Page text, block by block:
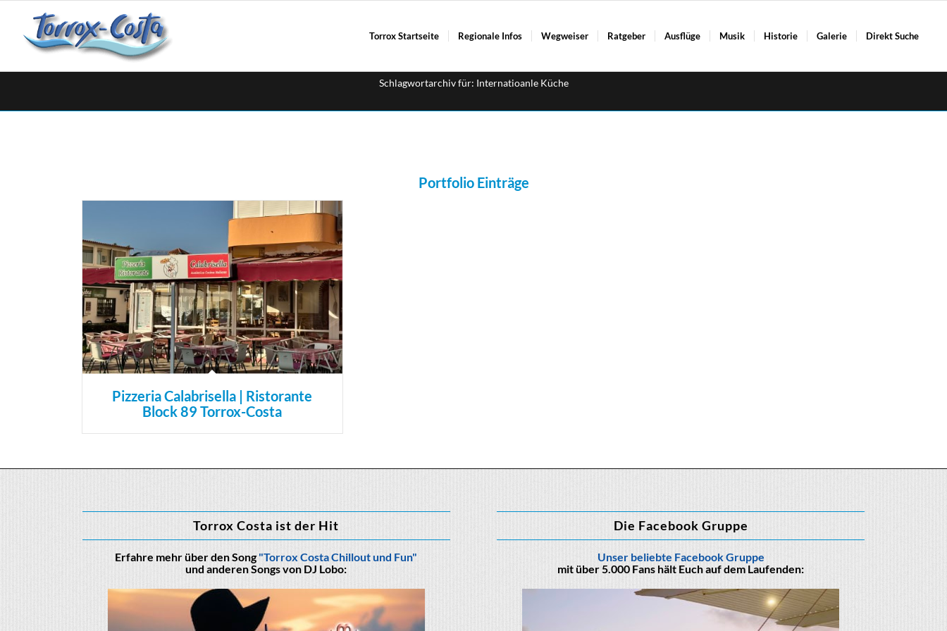
Torrox Startseite Regionale Infos Wegweiser Ratgeber Ausflüge Musik Historie Galerie Direkt Suche
Schlagwortarchiv für: Internatioanle Küche
Portfolio Einträge
Pizzeria Calabrisella | Ristorante
Block 89 Torrox-Costa
Torrox Costa ist der Hit
Erfahre mehr über den Song"Torrox Costa Chillout und Fun"
und anderen Songs von DJ Lobo:
Die Facebook Gruppe
Unser beliebte Facebook Gruppe
mit über 5.000 Fans hält Euch auf dem Laufenden: